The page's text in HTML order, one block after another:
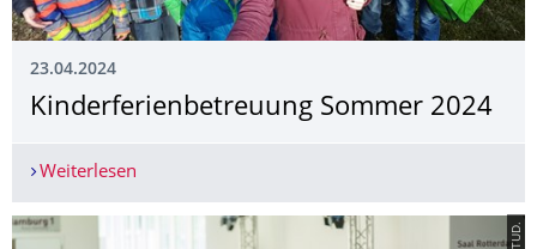
23.04.2024
Kinderferienbe­treuung Sommer 2024
Weiterlesen